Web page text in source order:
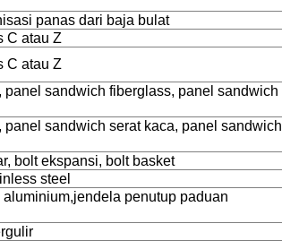
panas dari baja bulat
C atau Z
C atau Z
panel sandwich fiberglass, panel sandwich
panel sandwich serat kaca, panel sandwich
bolt ekspansi, bolt basket
steel
penutup paduan